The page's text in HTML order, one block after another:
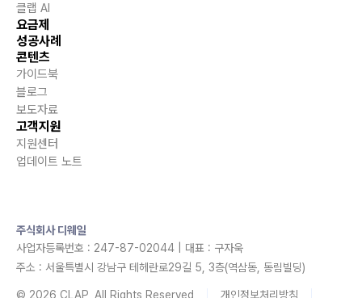
클랩 AI
요금제
성공사례
콘텐츠
가이드북
블로그
보도자료
고객지원
지원센터
업데이트 노트
주식회사 디웨일
사업자등록번호 : 247-87-02044 | 대표 : 구자욱
주소 : 서울특별시 강남구 테헤란로29길 5, 3층(역삼동, 동림빌딩)
© 2026 CLAP, All Rights Reserved 개인정보처리방침